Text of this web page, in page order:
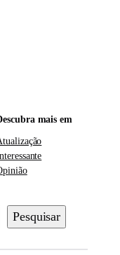
mais em
Pesquisar